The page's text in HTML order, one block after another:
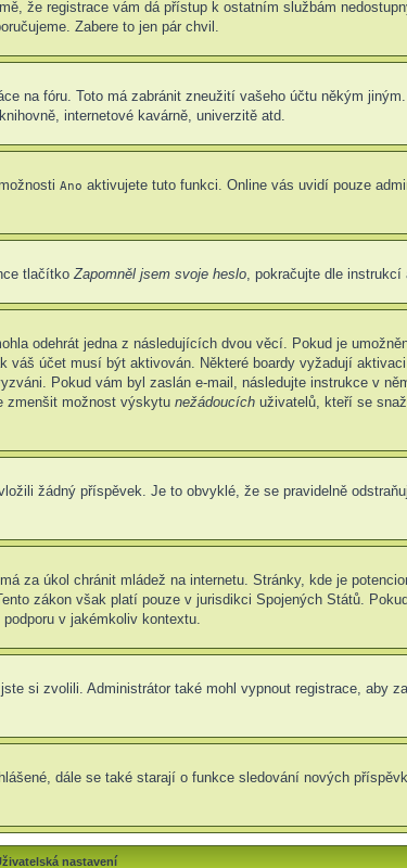
že registrace vám dá přístup k ostatním službám
Zabere to jen pár chvil.
na fóru. Toto má zabránit zneužití vašeho účtu někým
internetové kavárně, univerzitě atd.
Ano aktivujete tuto funkci. Online vás uvidí pouze
tlačítkoZapomněl jsem svoje heslo, pokračujte dle instrukcí
odehrát jedna z následujících dvou věcí. Pokud je
váš účet musí být aktivován. Některé boardy vyžadují
Pokud vám byl zaslán e-mail, následujte instrukce v
zmenšit možnost výskytu nežádoucích uživatelů, kteří se
žádný příspěvek. Je to obvyklé, že se pravidelně
za úkol chránit mládež na internetu. Stránky, kde je
zákon však platí pouze v jurisdikci Spojených Států.
v jakémkoliv kontextu.
si zvolili. Administrátor také mohl vypnout registrace, aby
dále se také starají o funkce sledování nových
nastavení